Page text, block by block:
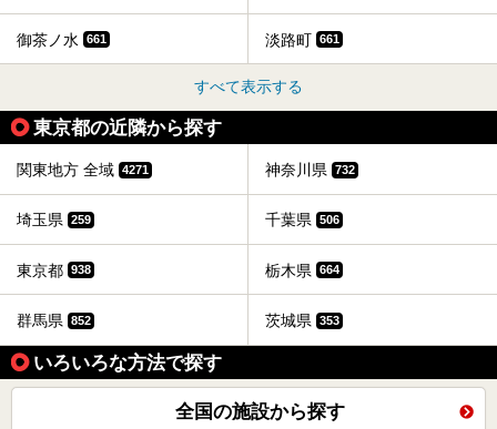
御茶ノ水 661 淡路町 661
すべて表示する
東京都の近隣から探す
関東地方 全域 4271 神奈川県 732
埼玉県 259 千葉県 506
東京都 938 栃木県 664
群馬県 852 茨城県 353
いろいろな方法で探す
全国の施設から探す